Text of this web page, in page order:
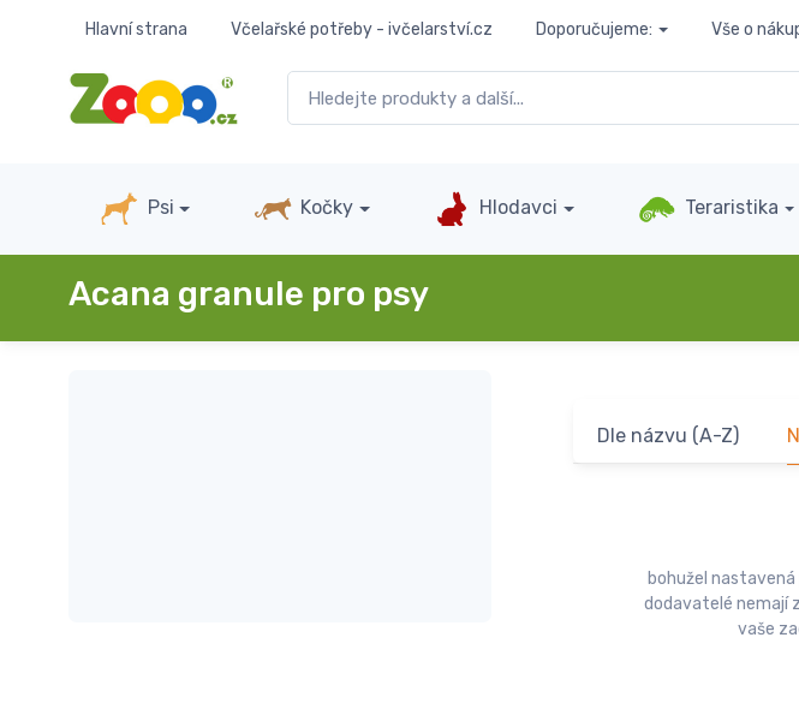
Hlavní strana Včelařské potřeby - ivčelarství.cz Doporučujeme: Vše o
Psi Kočky Hlodavci Teraristika
Acana granule pro psy
Dle názvu (A-Z)
bohužel
dodavatelé nemají
vaše